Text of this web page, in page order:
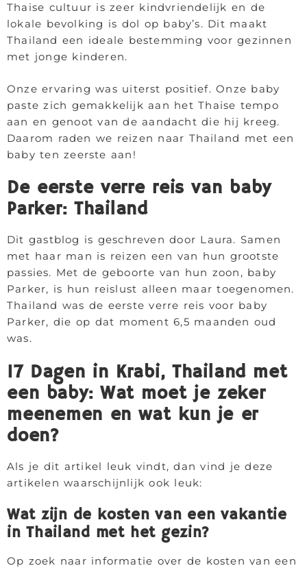
Thaise cultuur is zeer kindvriendelijk en de
lokale bevolking is dol op baby’s. Dit maakt
Thailand een ideale bestemming voor gezinnen
met jonge kinderen.
Onze ervaring was uiterst positief. Onze baby
paste zich gemakkelijk aan het Thaise tempo
aan en genoot van de aandacht die hij kreeg.
Daarom raden we reizen naar Thailand met een
baby ten zeerste aan!
De eerste verre reis van baby
Parker: Thailand
Dit gastblog is geschreven door Laura. Samen
met haar man is reizen een van hun grootste
passies. Met de geboorte van hun zoon, baby
Parker, is hun reislust alleen maar toegenomen.
Thailand was de eerste verre reis voor baby
Parker, die op dat moment 6,5 maanden oud
was.
17 Dagen in Krabi, Thailand met
een baby: Wat moet je zeker
meenemen en wat kun je er
doen?
Als je dit artikel leuk vindt, dan vind je deze
artikelen waarschijnlijk ook leuk:
Wat zijn de kosten van een vakantie
in Thailand met het gezin?
Op zoek naar informatie over de kosten van een